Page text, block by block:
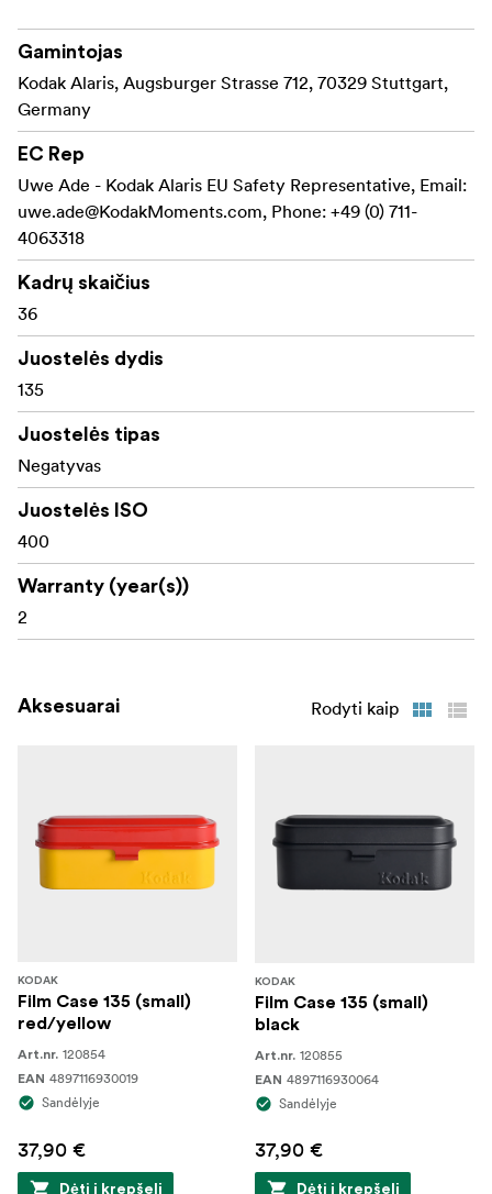
Gamintojas
Kodak Alaris, Augsburger Strasse 712, 70329 Stuttgart,
Germany
EC Rep
Uwe Ade - Kodak Alaris EU Safety Representative, Email:
uwe.ade@KodakMoments.com, Phone: +49 (0) 711-
4063318
Kadrų skaičius
36
Juostelės dydis
135
Juostelės tipas
Negatyvas
Juostelės ISO
400
Warranty (year(s))
2
Aksesuarai Rodyti kaip
KODAK
Film Case 135 (small)
red/yellow
Art.nr. 120854
EAN 4897116930019
Sandėlyje
37,90 €
Dėti į krepšelį
KODAK
Film Case 135 (small)
black
Art.nr. 120855
EAN 4897116930064
Sandėlyje
37,90 €
Dėti į krepšelį